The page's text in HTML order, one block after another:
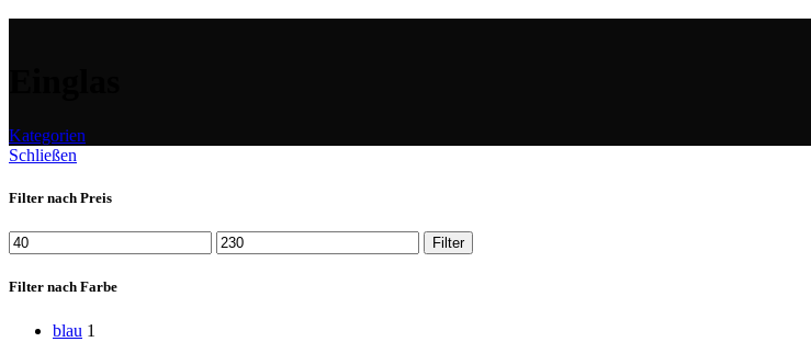
Kategorien
Schließen
Filter nach Preis
Min.
Preis
Max.
Preis
Filter
Filter nach Farbe
blau 1